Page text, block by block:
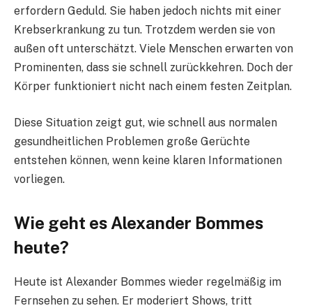
erfordern Geduld. Sie haben jedoch nichts mit einer
Krebserkrankung zu tun. Trotzdem werden sie von
außen oft unterschätzt. Viele Menschen erwarten von
Prominenten, dass sie schnell zurückkehren. Doch der
Körper funktioniert nicht nach einem festen Zeitplan.
Diese Situation zeigt gut, wie schnell aus normalen
gesundheitlichen Problemen große Gerüchte
entstehen können, wenn keine klaren Informationen
vorliegen.
Wie geht es Alexander Bommes
heute?
Heute ist Alexander Bommes wieder regelmäßig im
Fernsehen zu sehen. Er moderiert Shows, tritt